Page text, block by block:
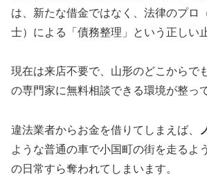
は、新たな借金ではなく、法律のプロ
士）による「債務整理」という正しい
現在は来店不要で、山形のどこからで
の専門家に無料相談できる環境が整っ
違法業者からお金を借りてしまえば、
ような普通の車で小国町の街を走るよ
の日常すら奪われてしまいます。